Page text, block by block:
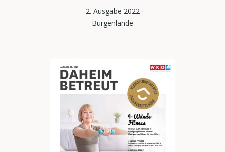
2. Ausgabe 2022
Burgenlande